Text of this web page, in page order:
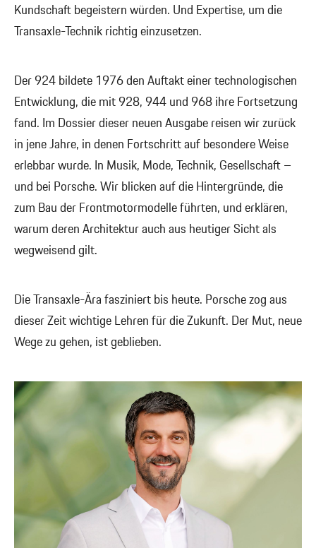
Kundschaft begeistern würden. Und Expertise, um die
Transaxle-Technik richtig einzusetzen.
Der 924 bildete 1976 den Auftakt einer technologischen
Entwicklung, die mit 928, 944 und 968 ihre Fortsetzung
fand. Im Dossier dieser neuen Ausgabe reisen wir zurück
in jene Jahre, in denen Fortschritt auf besondere Weise
erlebbar wurde. In Musik, Mode, Technik, Gesellschaft –
und bei Porsche. Wir blicken auf die Hintergründe, die
zum Bau der Frontmotormodelle führten, und erklären,
warum deren Architektur auch aus heutiger Sicht als
wegweisend gilt.
Die Transaxle-Ära fasziniert bis heute. Porsche zog aus
dieser Zeit wichtige Lehren für die Zukunft. Der Mut, neue
Wege zu gehen, ist geblieben.